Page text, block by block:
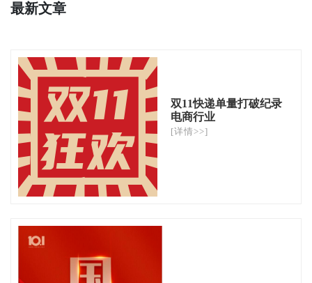
最新文章
双11快递单量打破纪录
电商行业
[详情>>]